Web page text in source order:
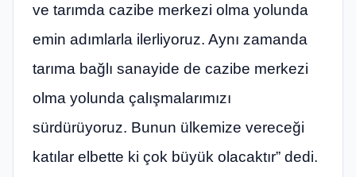
ve tarımda cazibe merkezi olma yolunda
emin adımlarla ilerliyoruz. Aynı zamanda
tarıma bağlı sanayide de cazibe merkezi
olma yolunda çalışmalarımızı
sürdürüyoruz. Bunun ülkemize vereceği
katılar elbette ki çok büyük olacaktır” dedi.